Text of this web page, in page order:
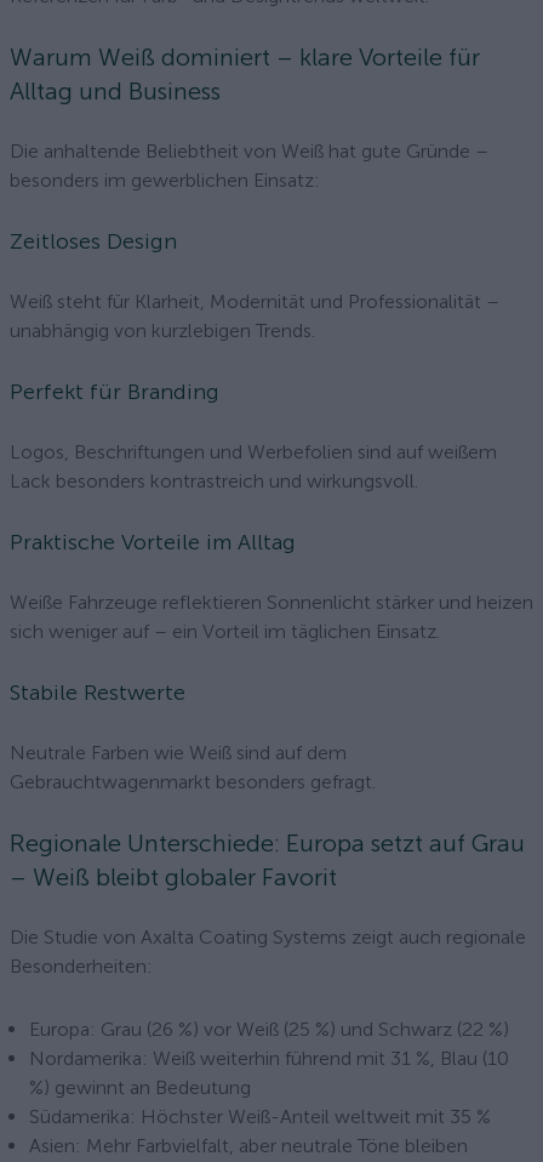
Warum Weiß dominiert – klare Vorteile für
Alltag und Business
Die anhaltende Beliebtheit von Weiß hat gute Gründe –
besonders im gewerblichen Einsatz:
Zeitloses Design
Weiß steht für Klarheit, Modernität und Professionalität –
unabhängig von kurzlebigen Trends.
Perfekt für Branding
Logos, Beschriftungen und Werbefolien sind auf weißem
Lack besonders kontrastreich und wirkungsvoll.
Praktische Vorteile im Alltag
Weiße Fahrzeuge reflektieren Sonnenlicht stärker und heizen
sich weniger auf – ein Vorteil im täglichen Einsatz.
Stabile Restwerte
Neutrale Farben wie Weiß sind auf dem
Gebrauchtwagenmarkt besonders gefragt.
Regionale Unterschiede: Europa setzt auf Grau
– Weiß bleibt globaler Favorit
Die Studie von Axalta Coating Systems zeigt auch regionale
Besonderheiten:
Europa: Grau (26 %) vor Weiß (25 %) und Schwarz (22 %)
Nordamerika: Weiß weiterhin führend mit 31 %, Blau (10
%) gewinnt an Bedeutung
Südamerika: Höchster Weiß-Anteil weltweit mit 35 %
Asien: Mehr Farbvielfalt, aber neutrale Töne bleiben